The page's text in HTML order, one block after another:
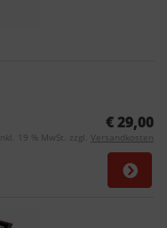
€ 29,00
inkl. 19 % MwSt. zzgl. Versandkosten